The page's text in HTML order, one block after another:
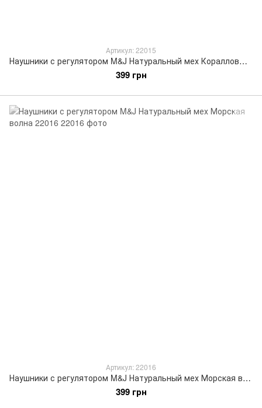
Артикул: 22015
Наушники с регулятором M&J Натуральный мех Коралловый 22015
399 грн
Артикул: 22016
Наушники с регулятором M&J Натуральный мех Морская волна 22016
399 грн